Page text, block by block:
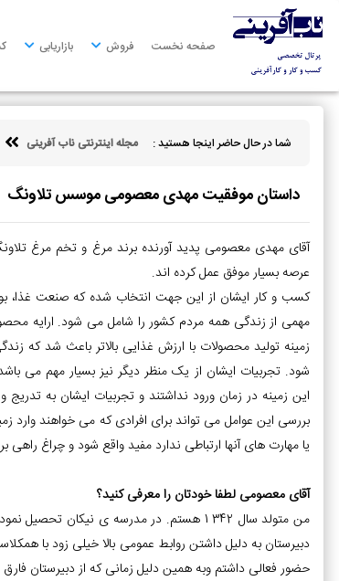
صفحه
نخست
فروش
کارآفرینی
فردی
آفرینی
صفحه نخست فروش بازاریابی
شما در حال حاضر اینجا هستید : مجله اینترنتی ناب آفرینی
داستان موفقیت مهدی معصومی موسس تلاونگ
آقای مهدی معصومی پدید آورنده برند مرغ و تخم مرغ
عرصه بسیار موفق عمل کرده اند.
کسب و کار ایشان از این جهت انتخاب شده که صنعت غذا،
مهمی از زندگی همه مردم کشور را شامل می شود. ارایه
زمینه تولید محصولات با ارزش غذایی بالاتر باعث شد که
شود. تجربیات ایشان از یک منظر دیگر نیز بسیار مهم می
این زمینه در زمان ورود نداشتند و تجربیات ایشان به
بررسی این عوامل می تواند برای افرادی که می خواهند وارد
یا مهارت های آنها ارتباطی ندارد مفید واقع شود و چراغ راهی
آقای معصومی لطفا خودتان را معرفی کنید؟
من متولد سال 1342 هستم. در مدرسه ی
دبیرستان به دلیل داشتن روابط عمومی بالا خیلی زود با
حضور فعالی داشتم وبه همین دلیل زمانی که از دبیرستان